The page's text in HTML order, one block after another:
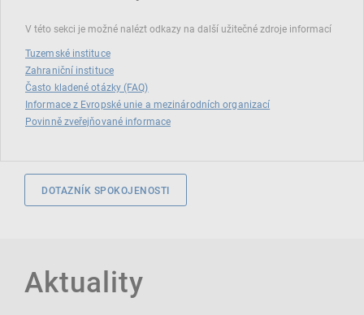
V této sekci je možné nalézt odkazy na další užitečné zdroje informací
Tuzemské instituce
Zahraniční instituce
Často kladené otázky (FAQ)
Informace z Evropské unie a mezinárodních organizací
Povinně zveřejňované informace
DOTAZNÍK SPOKOJENOSTI
Aktuality